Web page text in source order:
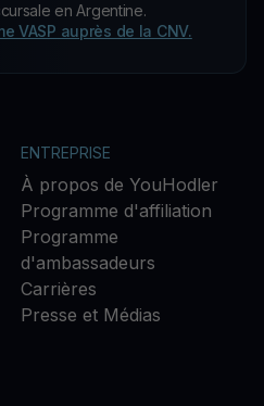
en Argentine.
VASP auprès de la CNV.
ENTREPRISE
À propos de YouHodler
Programme d'affiliation
Programme
d'ambassadeurs
Carrières
Presse et Médias